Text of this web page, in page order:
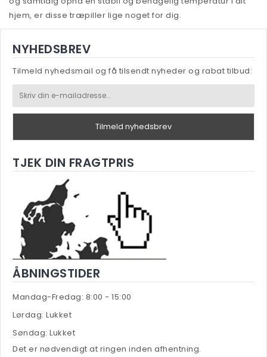
hjem, er disse træpiller lige noget for dig.
NYHEDSBREV
Tilmeld nyhedsmail og få tilsendt nyheder og rabat tilbud:
Tilmeld nyhedsbrev
TJEK DIN FRAGTPRIS
ÅBNINGSTIDER
Mandag-Fredag: 8:00 - 15:00
Lørdag: Lukket
Søndag: Lukket
Det er nødvendigt at ringen inden afhentning.